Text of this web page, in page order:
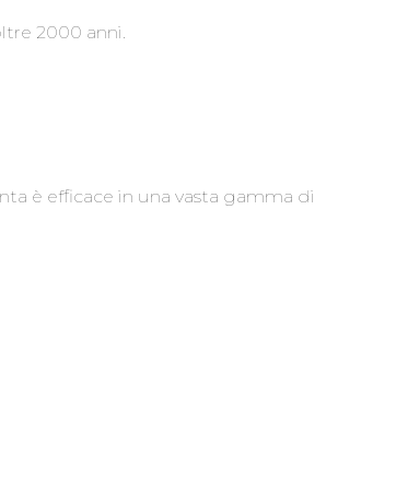
2000 anni.
è efficace in una vasta gamma di